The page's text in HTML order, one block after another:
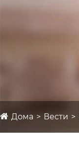
Дома Вести